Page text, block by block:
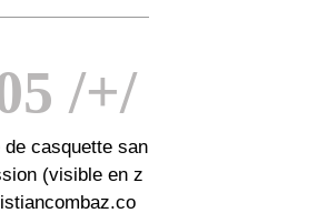
/+/
casquette san
(visible en z